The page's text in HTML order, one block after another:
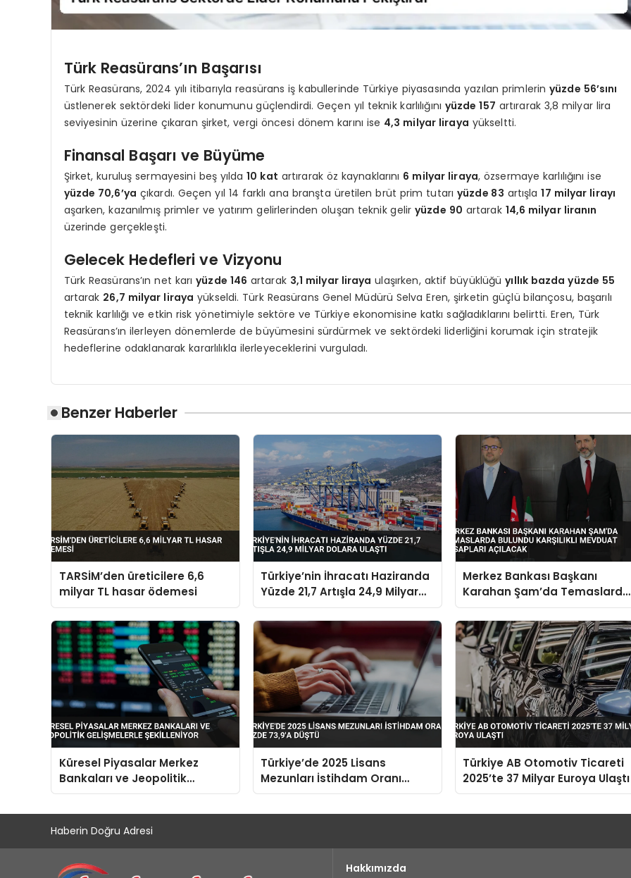
Türk Reasürans’ın Başarısı
Türk Reasürans, 2024 yılı itibarıyla reasürans iş kabullerinde Türkiye piyasasında yazılan primlerinyüzde 56’sını
üstlenerek sektördeki lider konumunu güçlendirdi. Geçen yıl teknik karlılığını yüzde 157 artırarak 3,8 milyar lira
seviyesinin üzerine çıkaran şirket, vergi öncesi dönem karını ise 4,3 milyar liraya yükseltti.
Finansal Başarı ve Büyüme
Şirket, kuruluş sermayesini beş yılda10 kat artırarak öz kaynaklarını 6 milyar liraya, özsermaye karlılığını ise
yüzde 70,6’ya çıkardı. Geçen yıl 14 farklı ana branşta üretilen brüt prim tutarı yüzde 83 artışla17 milyar lirayı
aşarken, kazanılmış primler ve yatırım gelirlerinden oluşan teknik geliryüzde 90 artarak 14,6 milyar liranın
üzerinde gerçekleşti.
Gelecek Hedefleri ve Vizyonu
Türk Reasürans’ın net karıyüzde 146 artarak 3,1 milyar liraya ulaşırken, aktif büyüklüğüyıllık bazda yüzde 55
artarak 26,7 milyar liraya yükseldi. Türk Reasürans Genel Müdürü Selva Eren, şirketin güçlü bilançosu, başarılı
teknik karlılığı ve etkin risk yönetimiyle sektöre ve Türkiye ekonomisine katkı sağladıklarını belirtti. Eren, Türk
Reasürans’ın ilerleyen dönemlerde de büyümesini sürdürmek ve sektördeki liderliğini korumak için stratejik
hedeflerine odaklanarak kararlılıkla ilerleyeceklerini vurguladı.
Benzer Haberler
TARSİM’den üreticilere 6,6
milyar TL hasar ödemesi
Türkiye’nin İhracatı Haziranda
Yüzde 21,7 Artışla 24,9 Milyar
Dolara Ulaştı
Merkez Bankası Başkanı
Karahan Şam’da Temaslarda
Bulundu Karşılıklı Mevduat
Hesapları Açılacak
Küresel Piyasalar Merkez
Bankaları ve Jeopolitik
Gelişmelerle Şekilleniyor
Türkiye’de 2025 Lisans
Mezunları İstihdam Oranı
Yüzde 73,9’a Düştü
Türkiye AB Otomotiv Ticareti
2025’te 37 Milyar Euroya Ulaştı
Haberin Doğru Adresi
Hakkımızda